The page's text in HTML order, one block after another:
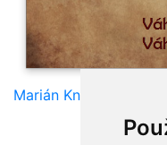
Marián Knězek